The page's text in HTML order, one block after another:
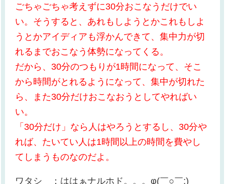
ごちゃごちゃ考えずに30分おこなうだけでい
い。そうすると、あれもしようとかこれもしよ
うとかアイディアも浮かんできて、集中力が切
れるまでおこなう体勢になってくる。
だから、30分のつもりが1時間になって、そこ
から時間がとれるようになって、集中が切れた
ら、また30分だけおこなおうとしてやればい
い。
「30分だけ」なら人はやろうとするし、30分や
れば、たいてい人は1時間以上の時間を費やし
てしまうものなのだよ。
ワタシ ：ははぁナルホド。。。φ(￣○￣;)